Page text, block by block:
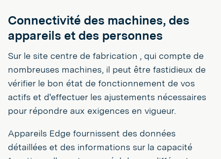
Connectivité des machines, des
appareils et des personnes
Sur le site centre de fabrication , qui compte de
nombreuses machines, il peut être fastidieux de
vérifier le bon état de fonctionnement de vos
actifs et d'effectuer les ajustements nécessaires
pour répondre aux exigences en vigueur.
Appareils Edge fournissent des données
détaillées et des informations sur la capacité